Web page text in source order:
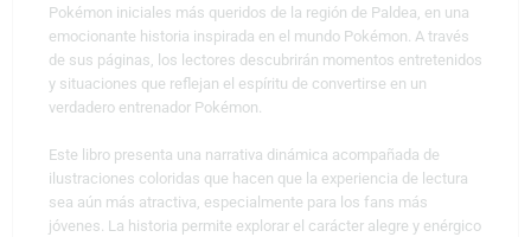
Pokémon iniciales más queridos de la región de Paldea, en una
emocionante historia inspirada en el mundo Pokémon. A través
de sus páginas, los lectores descubrirán momentos entretenidos
y situaciones que reflejan el espíritu de convertirse en un
verdadero entrenador Pokémon.
Este libro presenta una narrativa dinámica acompañada de
ilustraciones coloridas que hacen que la experiencia de lectura
sea aún más atractiva, especialmente para los fans más
jóvenes. La historia permite explorar el carácter alegre y enérgico